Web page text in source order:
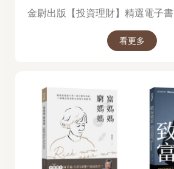
金尉出版【投資理財】精選電子書
看更多